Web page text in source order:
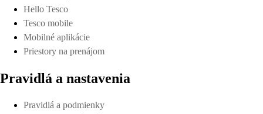
Hello Tesco
Tesco mobile
Mobilné aplikácie
Priestory na prenájom
Pravidlá a nastavenia
Pravidlá a podmienky